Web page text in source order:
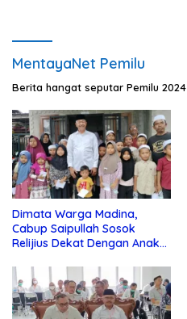
MentayaNet Pemilu
Berita hangat seputar Pemilu 2024
Dimata Warga Madina,
Cabup Saipullah Sosok
Relijius Dekat Dengan Anak